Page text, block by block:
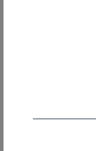
Hoe kan